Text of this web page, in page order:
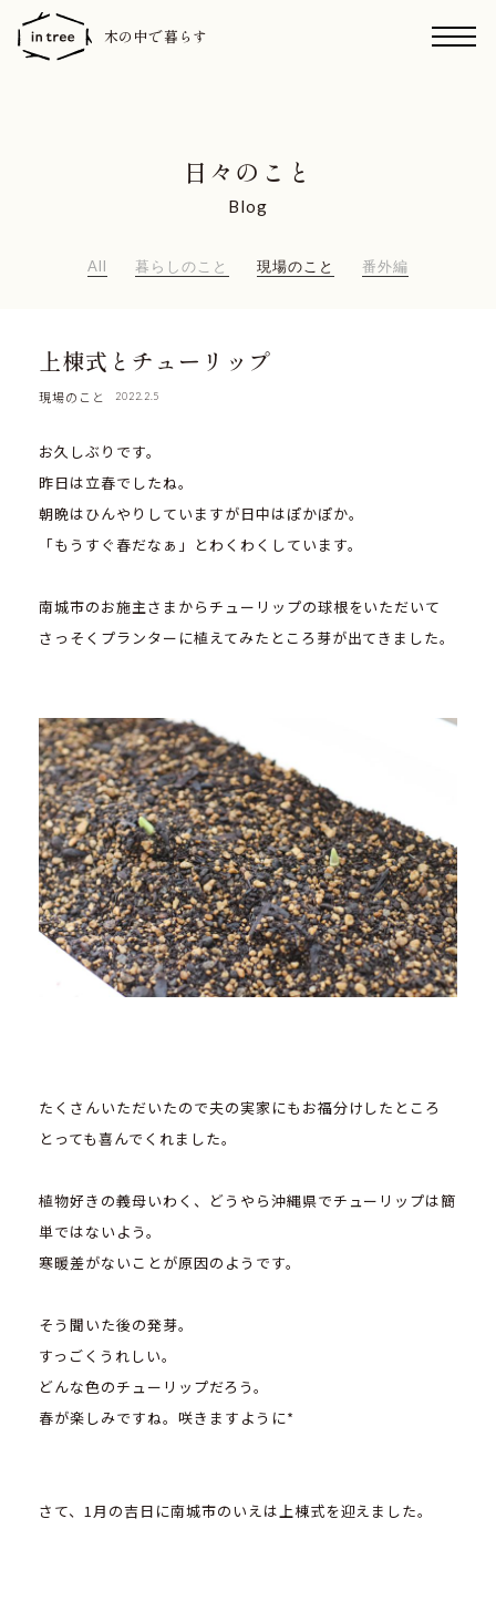
木の中で暮らす
日々のこと
Blog
All 暮らしのこと 現場のこと 番外編
上棟式とチューリップ
現場のこと 2022.2.5
お久しぶりです。
昨日は立春でしたね。
朝晩はひんやりしていますが日中はぽかぽか。
「もうすぐ春だなぁ」とわくわくしています。
南城市のお施主さまからチューリップの球根をいただいて
さっそくプランターに植えてみたところ芽が出てきました。
たくさんいただいたので夫の実家にもお福分けしたところ
とっても喜んでくれました。
植物好きの義母いわく、どうやら沖縄県でチューリップは簡
単ではないよう。
寒暖差がないことが原因のようです。
そう聞いた後の発芽。
すっごくうれしい。
どんな色のチューリップだろう。
春が楽しみですね。咲きますように*
さて、1月の吉日に南城市のいえは上棟式を迎えました。